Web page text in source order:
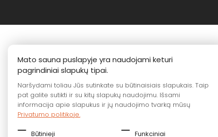
Mato sauna puslapyje yra naudojami keturi
pagrindiniai slapukų tipai.
Naršydami toliau Jūs sutinkate su būtinaisiais slapukais. Taip
pat galite sutikti ir su kitų slapukų naudojimu. Išsami
informacija apie slapukus ir jų naudojimo tvarką mūsų
Privatumo politikoje.
Būtinieji Funkciniai